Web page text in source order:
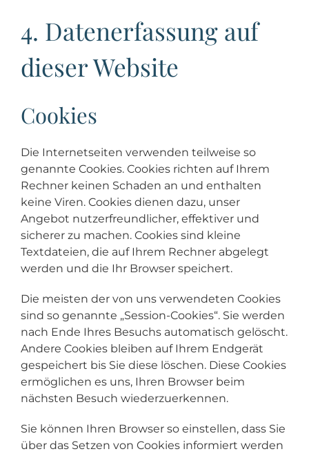
4. Datenerfassung auf
dieser Website
Cookies
Die Internetseiten verwenden teilweise so
genannte Cookies. Cookies richten auf Ihrem
Rechner keinen Schaden an und enthalten
keine Viren. Cookies dienen dazu, unser
Angebot nutzerfreundlicher, effektiver und
sicherer zu machen. Cookies sind kleine
Textdateien, die auf Ihrem Rechner abgelegt
werden und die Ihr Browser speichert.
Die meisten der von uns verwendeten Cookies
sind so genannte „Session-Cookies“. Sie werden
nach Ende Ihres Besuchs automatisch gelöscht.
Andere Cookies bleiben auf Ihrem Endgerät
gespeichert bis Sie diese löschen. Diese Cookies
ermöglichen es uns, Ihren Browser beim
nächsten Besuch wiederzuerkennen.
Sie können Ihren Browser so einstellen, dass Sie
über das Setzen von Cookies informiert werden